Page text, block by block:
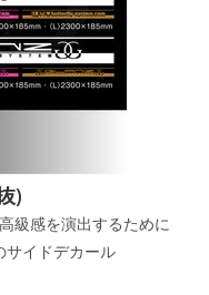
)
級感を演出するために
サイドデカール